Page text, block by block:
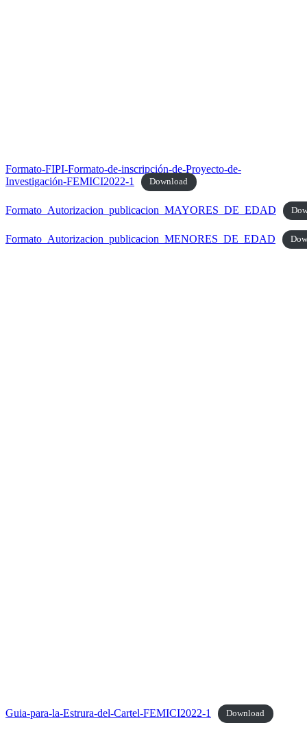
Formato-FIPI-Formato-de-inscripción-de-Proyecto-de-
Investigación-FEMICI2022-1
Download
Formato_Autorizacion_publicacion_MAYORES_DE_EDAD
Formato_Autorizacion_publicacion_MENORES_DE_EDAD
Guia-para-la-Estrura-del-Cartel-FEMICI2022-1 Download